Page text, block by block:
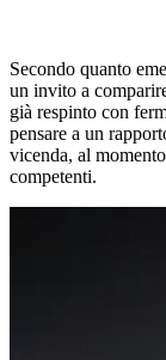
Secondo quanto
un invito a
già respinto con
pensare a un
vicenda, al
competenti.